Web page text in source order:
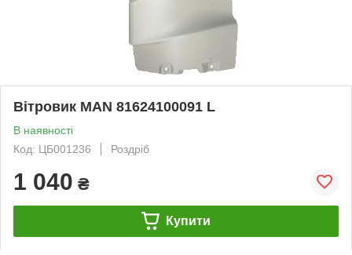
Вітровик MAN 81624100091 L
В наявності
Код: ЦБ001236
Роздріб
1 040 ₴
Купити